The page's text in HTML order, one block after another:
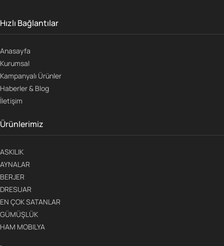
Hızlı Bağlantılar
Anasayfa
Kurumsal
Kampanyalı Ürünler
Haberler & Blog
İletişim
Ürünlerimiz
ASKILIK
AYNALAR
BERJER
DRESUAR
EN ÇOK SATANLAR
GÜMÜŞLÜK
HAM MOBILYA